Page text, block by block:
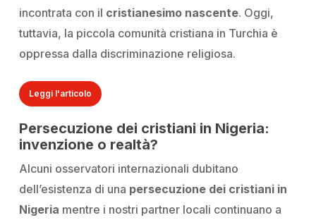
incontrata con il cristianesimo nascente. Oggi,
tuttavia, la piccola comunità cristiana in Turchia è
oppressa dalla discriminazione religiosa.
Leggi l'articolo
Persecuzione dei cristiani in Nigeria:
invenzione o realtà?
Alcuni osservatori internazionali dubitano
dell’esistenza di una persecuzione dei cristiani in
Nigeria mentre i nostri partner locali continuano a